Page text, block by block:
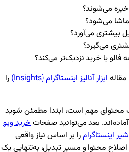
می‌شوند؟
می‌شود؟
بیشتری می‌آورد؟
می‌گیرد؟
یا خرید نزدیک‌تر می‌کند؟
ابزار آنالیز اینستاگرام (Insights)
را
مهم است، ابتدا مطمئن شوید
بعد می‌توانید صفحاتخرید ویو
اینستاگرامرا بر اساس نیاز واقعی
محتوا و مسیر تبدیل، به‌تنهایی یک